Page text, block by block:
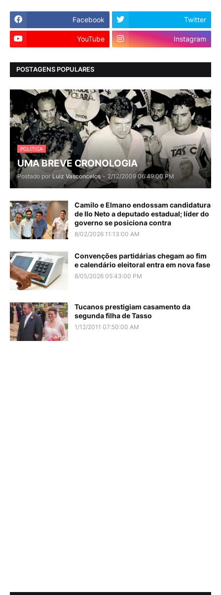
Facebook Twitter
YouTube Instagram
POSTAGENS POPULARES
POLITICA
UMA BREVE CRONOLOGIA
Postado por Luiz Vasconcelos - 2/12/2009 06:49:00 PM
Camilo e Elmano endossam candidatura
de Ilo Neto a deputado estadual; líder do
governo se posiciona contra
8/02/2026 11:13:00 AM
Convenções partidárias chegam ao fim
e calendário eleitoral entra em nova fase
8/05/2026 05:43:00 PM
Tucanos prestigiam casamento da
segunda filha de Tasso
1/12/2011 07:50:00 AM